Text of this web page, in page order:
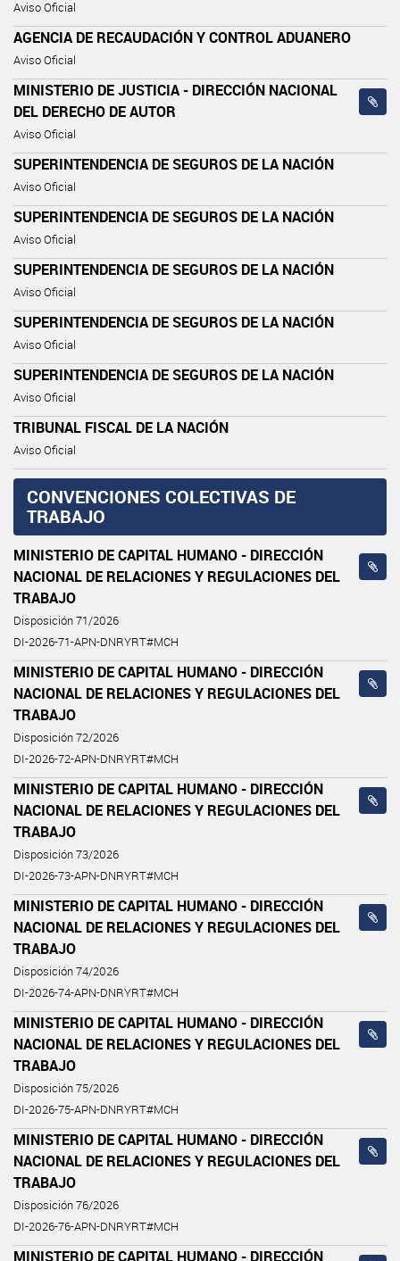
Aviso Oficial
AGENCIA DE RECAUDACIÓN Y CONTROL ADUANERO
Aviso Oficial
MINISTERIO DE JUSTICIA - DIRECCIÓN NACIONAL
DEL DERECHO DE AUTOR
Aviso Oficial
SUPERINTENDENCIA DE SEGUROS DE LA NACIÓN
Aviso Oficial
SUPERINTENDENCIA DE SEGUROS DE LA NACIÓN
Aviso Oficial
SUPERINTENDENCIA DE SEGUROS DE LA NACIÓN
Aviso Oficial
SUPERINTENDENCIA DE SEGUROS DE LA NACIÓN
Aviso Oficial
SUPERINTENDENCIA DE SEGUROS DE LA NACIÓN
Aviso Oficial
TRIBUNAL FISCAL DE LA NACIÓN
Aviso Oficial
CONVENCIONES COLECTIVAS DE
TRABAJO
MINISTERIO DE CAPITAL HUMANO - DIRECCIÓN
NACIONAL DE RELACIONES Y REGULACIONES DEL
TRABAJO
Disposición 71/2026
DI-2026-71-APN-DNRYRT#MCH
MINISTERIO DE CAPITAL HUMANO - DIRECCIÓN
NACIONAL DE RELACIONES Y REGULACIONES DEL
TRABAJO
Disposición 72/2026
DI-2026-72-APN-DNRYRT#MCH
MINISTERIO DE CAPITAL HUMANO - DIRECCIÓN
NACIONAL DE RELACIONES Y REGULACIONES DEL
TRABAJO
Disposición 73/2026
DI-2026-73-APN-DNRYRT#MCH
MINISTERIO DE CAPITAL HUMANO - DIRECCIÓN
NACIONAL DE RELACIONES Y REGULACIONES DEL
TRABAJO
Disposición 74/2026
DI-2026-74-APN-DNRYRT#MCH
MINISTERIO DE CAPITAL HUMANO - DIRECCIÓN
NACIONAL DE RELACIONES Y REGULACIONES DEL
TRABAJO
Disposición 75/2026
DI-2026-75-APN-DNRYRT#MCH
MINISTERIO DE CAPITAL HUMANO - DIRECCIÓN
NACIONAL DE RELACIONES Y REGULACIONES DEL
TRABAJO
Disposición 76/2026
DI-2026-76-APN-DNRYRT#MCH
MINISTERIO DE CAPITAL HUMANO - DIRECCIÓN